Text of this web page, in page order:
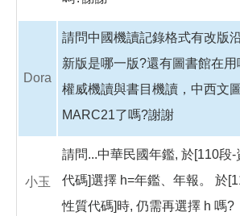
Dora
請問中國機讀記錄格式有改版
新版是哪一版?還有圖書館在用
權威機讀與書目機讀，中西文
MARC21了嗎?謝謝
小玉
請問...中華民國年鑑, 於[110段-
代碼]選擇 h=年鑑、年報。 於
性質代碼]時, 仍需再選擇 h 嗎?